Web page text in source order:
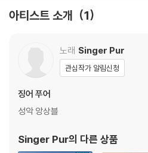
아티스트 소개 1
노래 Singer Pur
관심작가 알림신청
징어 푸어
성악 앙상블
Singer Pur의 다른 상품